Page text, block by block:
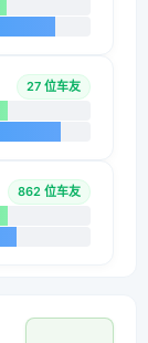
27 位车友
862 位车友